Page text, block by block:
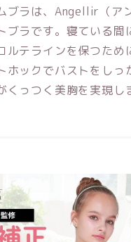
ブラは、Angellir（ア
ブラです。寝ている間
ルテラインを保つため
ホックでバストをしっ
くっつく美胸を実現し